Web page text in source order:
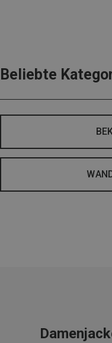
Beliebte